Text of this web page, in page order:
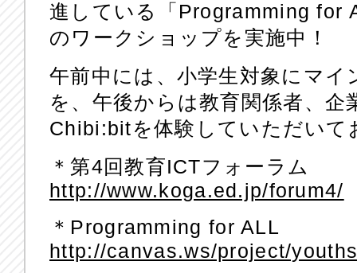
進している「Programming for
のワークショップを実施中！
午前中には、小学生対象にマ
を、午後からは教育関係者、
Chibi:bitを体験していただいて
＊第4回教育ICTフォーラム
http://www.koga.ed.jp/forum4/
＊Programming for ALL
http://canvas.ws/project/